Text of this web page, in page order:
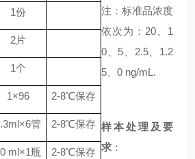
1份
2片
1个
1×96 2-8℃保存
×6管 2-8℃保存
ml×1瓶 2-8℃保存
注：标准品浓度
依次为：20、1
0、5、2.5、1.2
5、0 ng/mL.
样本处理及要
求 ：